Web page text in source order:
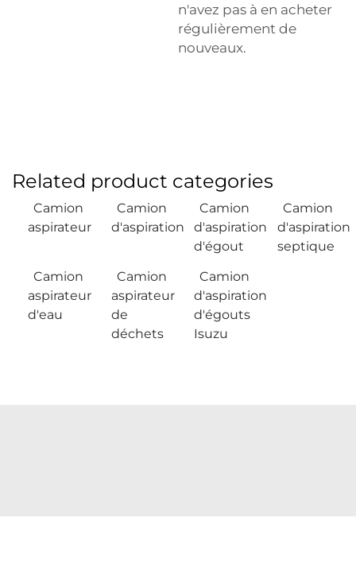
n'avez pas à en acheter
régulièrement de
nouveaux.
Related product categories
Camion
aspirateur
Camion
d'aspiration
Camion
d'aspiration
d'égout
Camion
d'aspiration
septique
Camion
aspirateur
d'eau
Camion
aspirateur
de
déchets
Camion
d'aspiration
d'égouts
Isuzu